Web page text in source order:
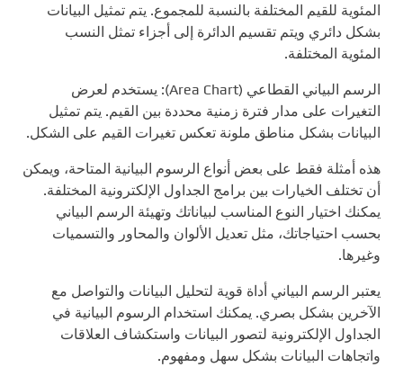
المئوية للقيم المختلفة بالنسبة للمجموع. يتم تمثيل البيانات
بشكل دائري ويتم تقسيم الدائرة إلى أجزاء تمثل النسب
المئوية المختلفة.
الرسم البياني القطاعي (Area Chart): يستخدم لعرض
التغيرات على مدار فترة زمنية محددة بين القيم. يتم تمثيل
البيانات بشكل مناطق ملونة تعكس تغيرات القيم على الشكل.
هذه أمثلة فقط على بعض أنواع الرسوم البيانية المتاحة، ويمكن
أن تختلف الخيارات بين برامج الجداول الإلكترونية المختلفة.
يمكنك اختيار النوع المناسب لبياناتك وتهيئة الرسم البياني
بحسب احتياجاتك، مثل تعديل الألوان والمحاور والتسميات
وغيرها.
يعتبر الرسم البياني أداة قوية لتحليل البيانات والتواصل مع
الآخرين بشكل بصري. يمكنك استخدام الرسوم البيانية في
الجداول الإلكترونية لتصور البيانات واستكشاف العلاقات
واتجاهات البيانات بشكل سهل ومفهوم.